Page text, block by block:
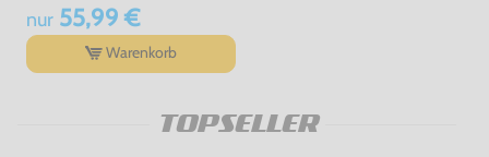
nur55,99 €
Warenkorb
TOPSELLER